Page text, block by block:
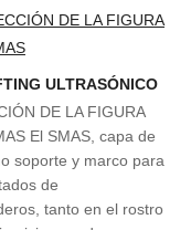
ULTRASÓNICO
DE LA FIGURA
El SMAS, capa de
soporte y marco para
de
tanto en el rostro